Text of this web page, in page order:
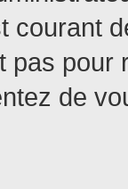
courant
pas pour
de